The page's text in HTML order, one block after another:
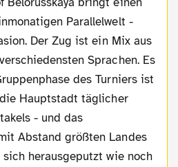
Parallelwelt -
Der Zug ist ein Mix aus
Sprachen. Es
des Turniers ist
Hauptstadt täglicher
- und das
Abstand größten Landes
herausgeputzt wie noch